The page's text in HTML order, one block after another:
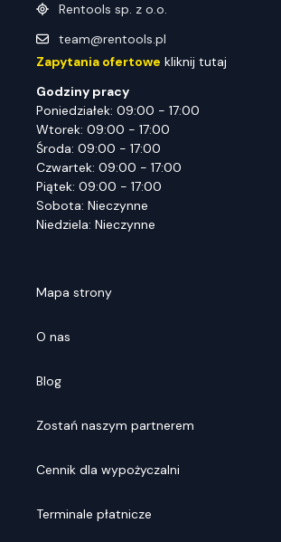
Rentools sp. z o.o.
team@rentools.pl
Zapytania ofertowe kliknij tutaj
Godziny pracy
Poniedziałek: 09:00 - 17:00
Wtorek: 09:00 - 17:00
Środa: 09:00 - 17:00
Czwartek: 09:00 - 17:00
Piątek: 09:00 - 17:00
Sobota: Nieczynne
Niedziela: Nieczynne
Mapa strony
O nas
Blog
Zostań naszym partnerem
Cennik dla wypożyczalni
Terminale płatnicze